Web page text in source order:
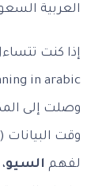
العربية
وصلت إلى
لفهم السيو